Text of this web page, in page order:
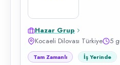
Hazar Grup
Kocaeli Dilovası Türkiye
5
Tam Zamanlı İş Yerinde